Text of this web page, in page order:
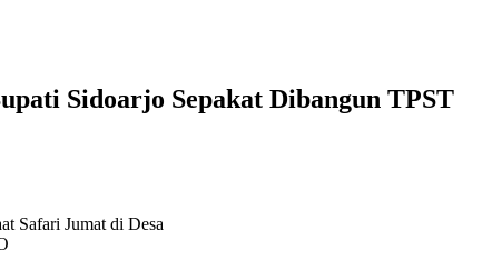
Sidoarjo Sepakat Dibangun TPST
Safari Jumat di Desa